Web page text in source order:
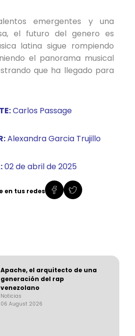
Apache, el arquitecto de una
generación del rap
venezolano
Noticias
06 August 2026
emergentes y una
el futuro del genero es
latina sigue rompiendo
el panorama musical
que ha llegado para
Carlos Passage
Alexandra Garcia Trujillo
02 de abril de 2025
en tus redes